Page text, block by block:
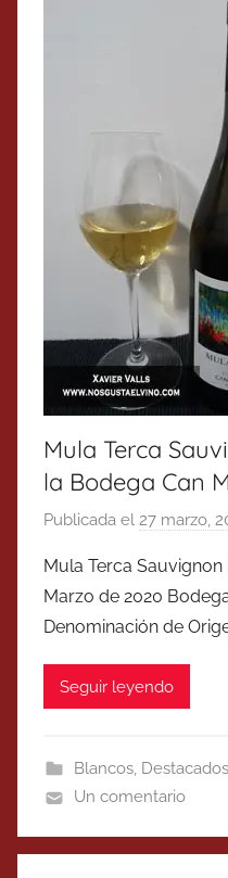
Mula Terca
la Bodega Can
Publicada el 27 marzo,
Mula Terca
Marzo de 2020
Denominación de
Seguir leyendo
Blancos, Destacados
Un comentario